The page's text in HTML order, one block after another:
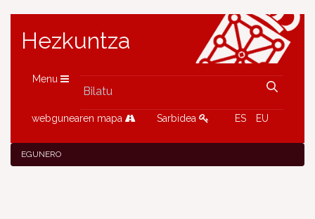
Hezkuntza
Menu
webgunearen mapa Sarbidea ES EU
EGUNERO